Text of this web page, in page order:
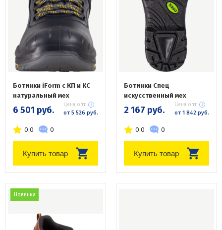
Ботинки iForm с КП и КС
натуральный мех
6 501 руб. Цена опт:
от 5 526 руб.
0.0 0
Купить товар
Ботинки Спец
искусственный мех
2 167 руб. Цена опт:
от 1 842 руб.
0.0 0
Купить товар
Новинка